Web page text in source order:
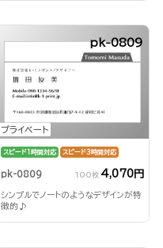
プライベート
pk-0809
スピード1時間対応 スピード3時間対応
pk-0809 100枚 4,070円
シンプルでノートのようなデザインが特
徴的♪